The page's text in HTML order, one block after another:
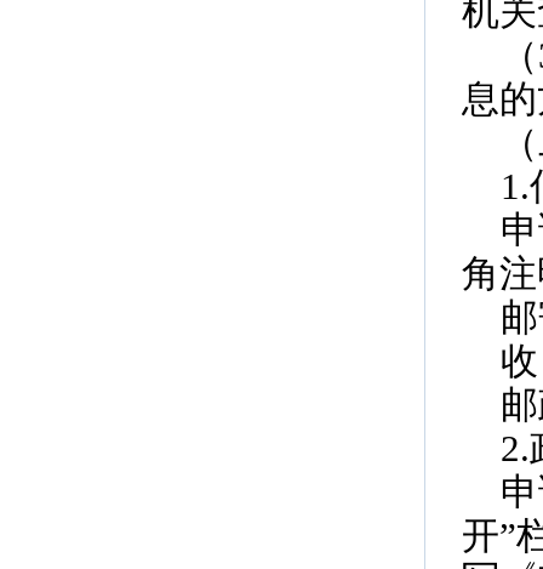
机
息
1.
角
2.
开”